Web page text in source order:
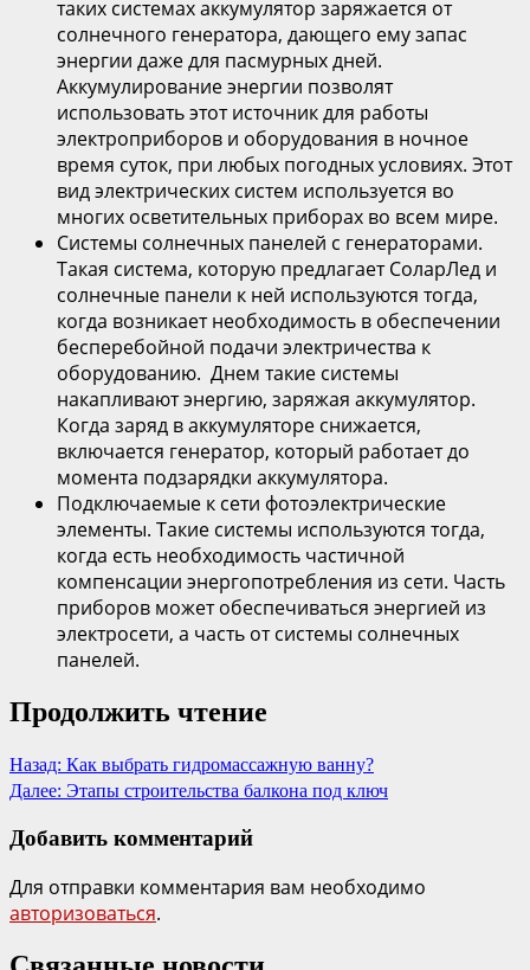
таких системах аккумулятор заряжается от
солнечного генератора, дающего ему запас
энергии даже для пасмурных дней.
Аккумулирование энергии позволят
использовать этот источник для работы
электроприборов и оборудования в ночное
время суток, при любых погодных условиях. Этот
вид электрических систем используется во
многих осветительных приборах во всем мире.
Системы солнечных панелей с генераторами.
Такая система, которую предлагаетСоларЛед и
солнечные панели к ней используются тогда,
когда возникает необходимость в обеспечении
бесперебойной подачи электричества к
оборудованию. Днем такие системы
накапливают энергию, заряжая аккумулятор.
Когда заряд в аккумуляторе снижается,
включается генератор, который работает до
момента подзарядки аккумулятора.
Подключаемые к сети фотоэлектрические
элементы. Такие системы используются тогда,
когда есть необходимость частичной
компенсации энергопотребления из сети. Часть
приборов может обеспечиваться энергией из
электросети, а часть от системы солнечных
панелей.
Продолжить чтение
Назад: Как выбрать гидромассажную ванну?
Далее: Этапы строительства балкона под ключ
Добавить комментарий
Для отправки комментария вам необходимо
авторизоваться.